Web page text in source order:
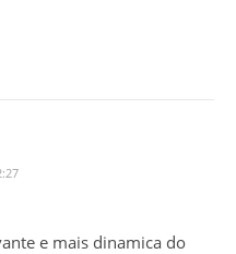
e mais dinamica do